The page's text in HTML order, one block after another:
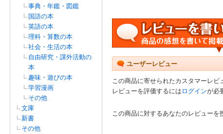
事典・年鑑・図鑑
国語の本
英語の本
理科・算数の本
社会・生活の本
自由研究・課外活動の
本
趣味・遊びの本
学習漫画
その他
文庫
新書
その他
ユーザーレビュー
この商品に寄せられたカスタマーレビ
レビューを評価するには ログインが必
この商品に対するあなたのレビューを